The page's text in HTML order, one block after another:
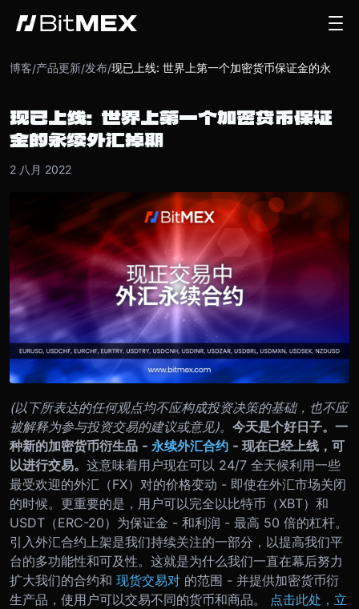
博客/产品更新/发布/
现已上线: 世界上第一个加密货币保证
金的永续外汇掉期
2 八月 2022
(以下所表达的任何观点均不应构成投资决策的基础，也不应
被解释为参与投资交易的建议或意见)。 今天是个好日子。一
种新的加密货币衍生品 - 永续外汇合约 - 现在已经上线，可
以进行交易。 这意味着用户现在可以 24/7 全天候利用一些
最受欢迎的外汇（FX）对的价格变动 - 即使在外汇市场关闭
的时候。更重要的是，用户可以完全以比特币（XBT）和
USDT（ERC-20）为保证金 - 和利润 - 最高 50 倍的杠杆。
引入外汇合约上架是我们持续关注的一部分，以提高我们平
台的多功能性和可及性。这就是为什么我们一直在幕后努力
扩大我们的合约和 现货交易对 的范围 - 并提供加密货币衍
生产品，使用户可以交易不同的货币和商品。 点击此处，立